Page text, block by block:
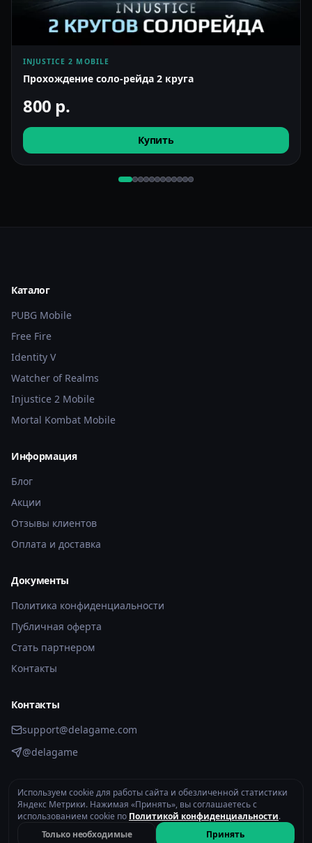
INJUSTICE 2 MOBILE
Прохождение соло-рейда 2 круга
800 р.
Купить
Каталог
PUBG Mobile
Free Fire
Identity V
Watcher of Realms
Injustice 2 Mobile
Mortal Kombat Mobile
Информация
Блог
Акции
Отзывы клиентов
Оплата и доставка
Документы
Политика конфиденциальности
Публичная оферта
Стать партнером
Контакты
Контакты
support@delagame.com
@delagame
2026 © DelaGame.com. Все права защищены.
Политика конфиденциальности
Используем cookie для работы сайта и обезличенной статистики
Яндекс Метрики. Нажимая «Принять», вы соглашаетесь с
использованием cookie по Политикой конфиденциальности.
Только необходимые
Принять